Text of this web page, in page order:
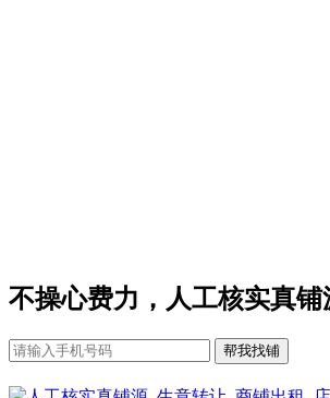
不操心费力，人工核实真